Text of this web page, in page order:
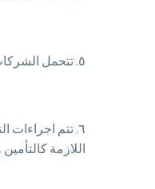
٥. تتحمل الشركات أي غرامات ناتجة عن تأخير إعادة تصدير الأسلحة المتبقية في المدة المحددة.
٦. تتم
اللازمة